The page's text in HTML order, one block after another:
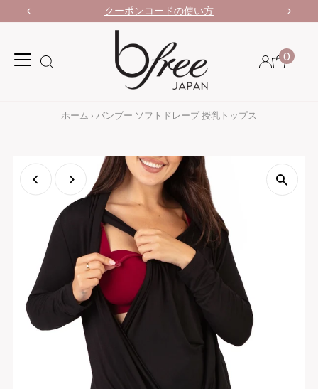
クーポンコードの使い方
0
ホーム › バンブー ソフトドレープ 授乳トップス